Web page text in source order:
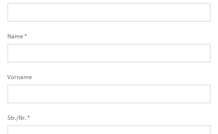
Name*
Vorname
Str./Nr.*